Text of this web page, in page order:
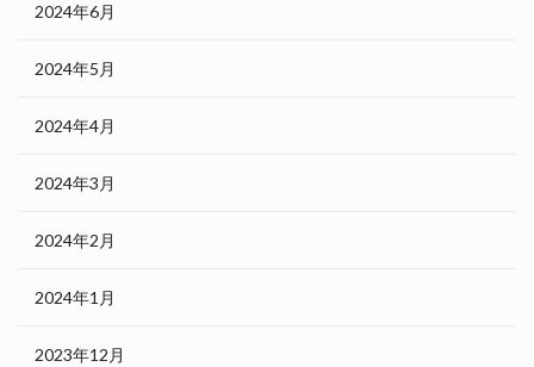
2024年6月
2024年5月
2024年4月
2024年3月
2024年2月
2024年1月
2023年12月